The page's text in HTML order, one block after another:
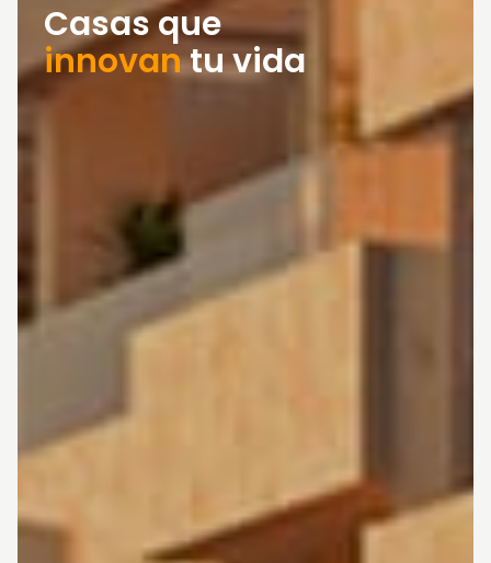
Casas que
innovantu vida